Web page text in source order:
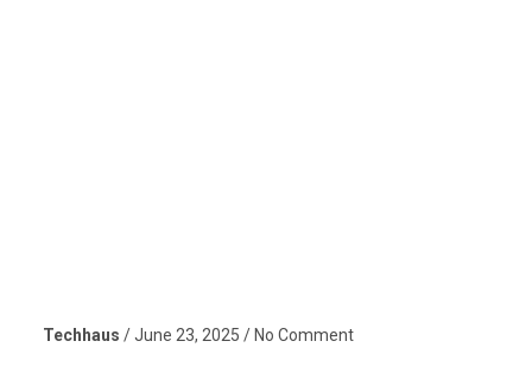
Techhaus / June 23, 2025 / No Comment